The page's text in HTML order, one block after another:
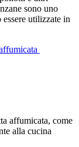
sono uno
utilizzate in
affumicata, come
alla cucina